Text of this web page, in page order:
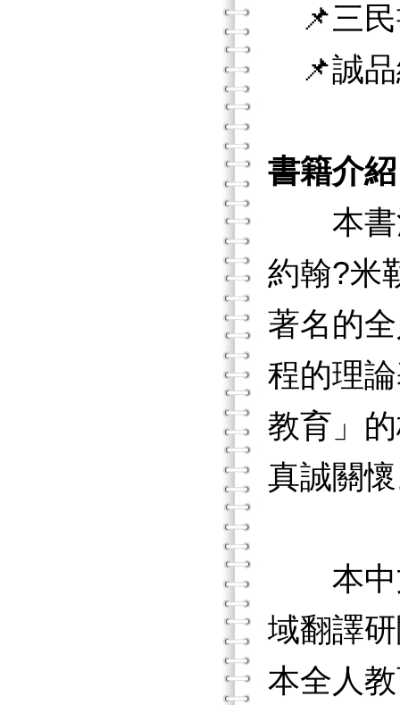
📌三民
📌誠品
書籍介紹
本書清
約翰?米
著名的
程的理
教育」
真誠關
本中文
域翻譯
本全人